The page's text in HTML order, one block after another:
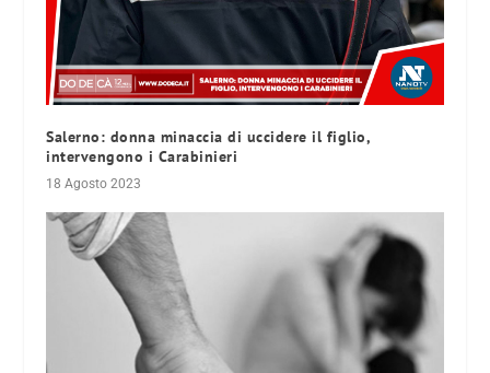
Salerno: donna minaccia di uccidere il figlio,
intervengono i Carabinieri
18 Agosto 2023